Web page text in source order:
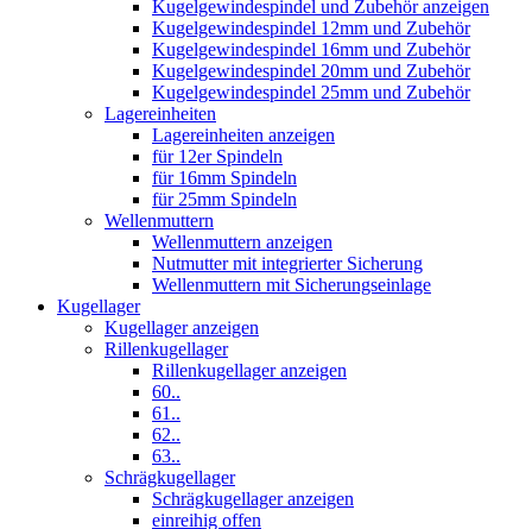
Kugelgewindespindel und Zubehör anzeigen
Kugelgewindespindel 12mm und Zubehör
Kugelgewindespindel 16mm und Zubehör
Kugelgewindespindel 20mm und Zubehör
Kugelgewindespindel 25mm und Zubehör
Lagereinheiten
Lagereinheiten anzeigen
für 12er Spindeln
für 16mm Spindeln
für 25mm Spindeln
Wellenmuttern
Wellenmuttern anzeigen
Nutmutter mit integrierter Sicherung
Wellenmuttern mit Sicherungseinlage
Kugellager
Kugellager anzeigen
Rillenkugellager
Rillenkugellager anzeigen
60..
61..
62..
63..
Schrägkugellager
Schrägkugellager anzeigen
einreihig offen